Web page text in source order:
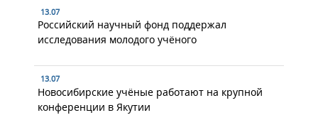
13.07
Российский научный фонд поддержал
исследования молодого учёного
13.07
Новосибирские учёные работают на крупной
конференции в Якутии